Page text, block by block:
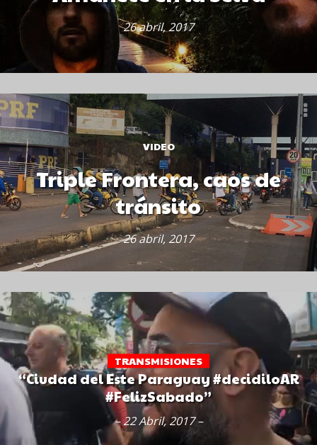
26 abril, 2017
VIDEO
Triple Frontera, caos de
tránsito
26 abril, 2017
TRANSMISIONES
“Ciudad del Este Paraguay #decidiloAR
#FelizSabado”
– 22 Abril, 2017 –